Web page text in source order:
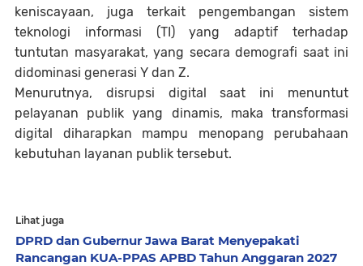
keniscayaan, juga terkait pengembangan sistem
teknologi informasi (TI) yang adaptif terhadap
tuntutan masyarakat, yang secara demografi saat ini
didominasi generasi Y dan Z.
Menurutnya, disrupsi digital saat ini menuntut
pelayanan publik yang dinamis, maka transformasi
digital diharapkan mampu menopang perubahaan
kebutuhan layanan publik tersebut.
Lihat juga
DPRD dan Gubernur Jawa Barat Menyepakati
Rancangan KUA-PPAS APBD Tahun Anggaran 2027